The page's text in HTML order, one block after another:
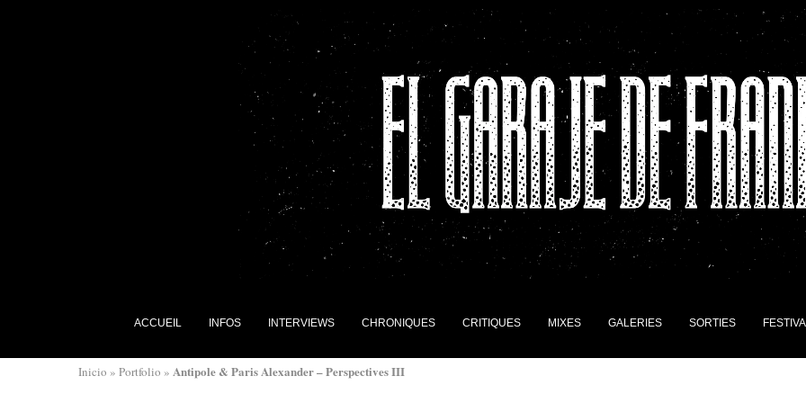
ACCUEIL INFOS INTERVIEWS CHRONIQUES CRITIQUES MIXES GALERIES SORTIES
Inicio » Portfolio » Antipole & Paris Alexander – Perspectives III